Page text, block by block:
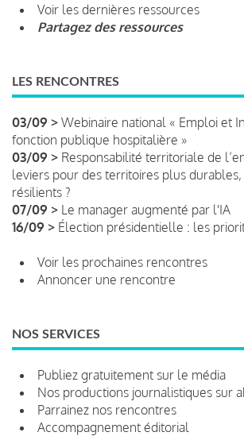
Voir les dernières ressources
Partagez des ressources
LES RENCONTRES
03/09 > Webinaire national « Emploi et
fonction publique hospitalière »
03/09 > Responsabilité territoriale de
leviers pour des territoires plus
résilients ?
07/09 > Le manager augmenté par l'IA
16/09 > Élection présidentielle : les
Voir les prochaines rencontres
Annoncer une rencontre
NOS SERVICES
Publiez gratuitement sur le média
Nos productions journalistiques sur
Parrainez nos rencontres
Accompagnement éditorial